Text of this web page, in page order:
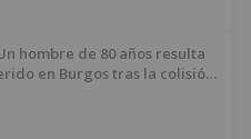
hombre de 80 años resulta
en Burgos tras la colisión